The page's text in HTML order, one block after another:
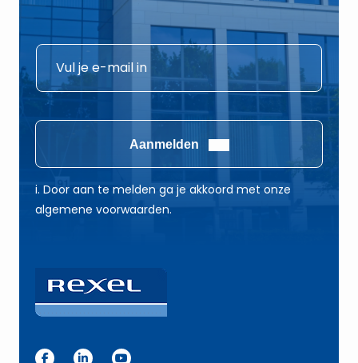
E
m
l
E
-
E
E
m
a
l
*
Aanmelden
i. Door aan te melden ga je akkoord met onze
algemene voorwaarden.